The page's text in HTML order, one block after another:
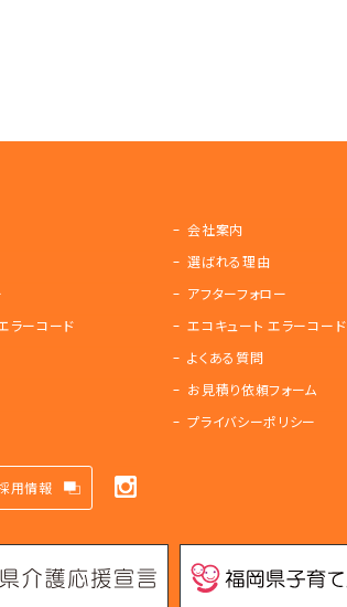
会社案内
選ばれる理由
アフターフォロー
ラーコード
エコキュート エラーコード
よくある質問
お見積り依頼フォーム
プライバシーポリシー
用情報